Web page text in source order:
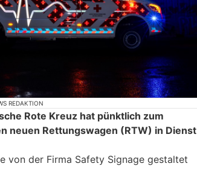
REDAKTION
Rote Kreuz hat pünktlich zum
neuen Rettungswagen (RTW) in Dienst
von der Firma Safety Signage gestaltet